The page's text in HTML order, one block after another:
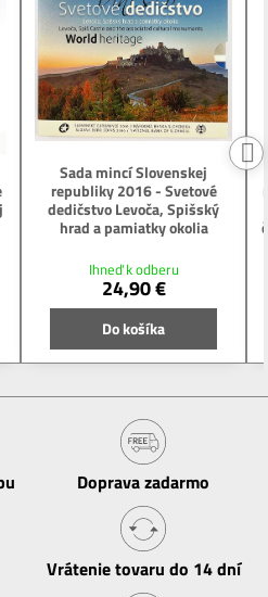
Sada mincí Slovenskej
republiky 2016 - Svetové
dedičstvo Levoča, Spišský
hrad a pamiatky okolia
Ihneď k odberu
24,90 €
Do košíka
Doprava zadarmo
Vrátenie tovaru do 14 dní